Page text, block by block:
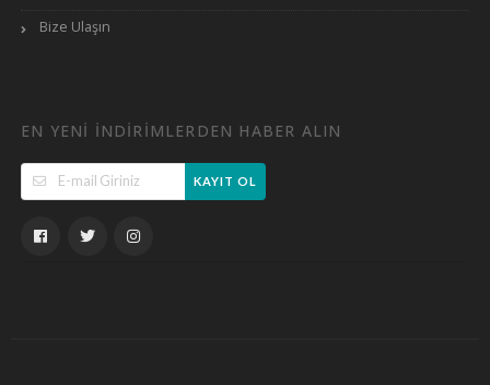
Bize Ulaşın
EN YENI INDIRIMLERDEN HABER ALIN
KAYIT OL